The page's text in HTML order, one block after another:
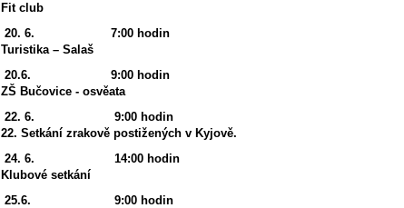
Fit club
20. 6. 7:00 hodin
Turistika – Salaš
20.6. 9:00 hodin
ZŠ Bučovice - osvěata
22. 6. 9:00 hodin
22. Setkání zrakově postižených v Kyjově.
24. 6. 14:00 hodin
Klubové setkání
25.6. 9:00 hodin